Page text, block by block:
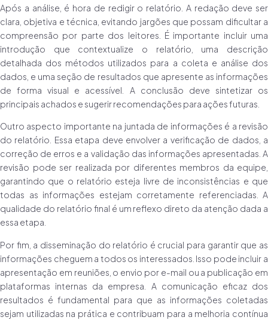
Após a análise, é hora de redigir o relatório. A redação deve ser
clara, objetiva e técnica, evitando jargões que possam dificultar a
compreensão por parte dos leitores. É importante incluir uma
introdução que contextualize o relatório, uma descrição
detalhada dos métodos utilizados para a coleta e análise dos
dados, e uma seção de resultados que apresente as informações
de forma visual e acessível. A conclusão deve sintetizar os
principais achados e sugerir recomendações para ações futuras.
Outro aspecto importante na juntada de informações é a revisão
do relatório. Essa etapa deve envolver a verificação de dados, a
correção de erros e a validação das informações apresentadas. A
revisão pode ser realizada por diferentes membros da equipe,
garantindo que o relatório esteja livre de inconsistências e que
todas as informações estejam corretamente referenciadas. A
qualidade do relatório final é um reflexo direto da atenção dada a
essa etapa.
Por fim, a disseminação do relatório é crucial para garantir que as
informações cheguem a todos os interessados. Isso pode incluir a
apresentação em reuniões, o envio por e-mail ou a publicação em
plataformas internas da empresa. A comunicação eficaz dos
resultados é fundamental para que as informações coletadas
sejam utilizadas na prática e contribuam para a melhoria contínua